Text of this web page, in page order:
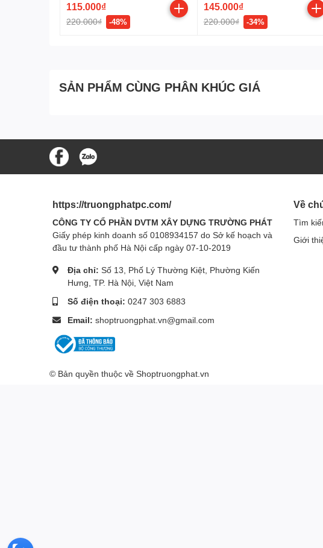
115.000₫
220.000₫ -48%
145.000₫
220.000₫ -34%
SẢN PHẨM CÙNG PHÂN KHÚC GIÁ
https://truongphatpc.com/
CÔNG TY CỔ PHẦN DVTM XÂY DỰNG TRƯỜNG PHÁT
Giấy phép kinh doanh số 0108934157 do Sở kế hoạch và
đầu tư thành phố Hà Nội cấp ngày 07-10-2019
Địa chỉ: Số 13, Phố Lý Thường Kiệt, Phường Kiến
Hưng, TP. Hà Nội, Việt Nam
Số điện thoại: 0247 303 6883
Email: shoptruongphat.vn@gmail.com
Về
Tìm
Giới
© Bản quyền thuộc về Shoptruongphat.vn